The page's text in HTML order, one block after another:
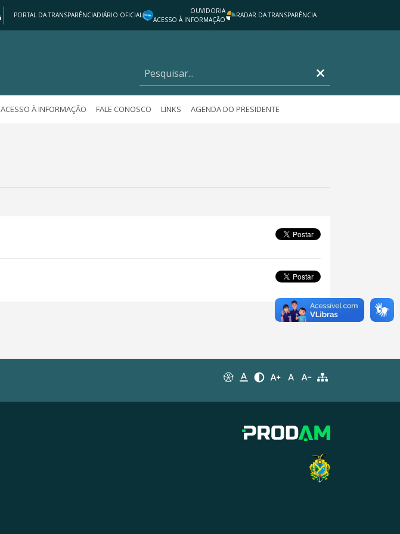
PORTAL DA TRANSPARÊNCIADIÁRIO OFICIAL
OUVIDORIA
ACESSO À INFORMAÇÃO
RADAR DA TRANSPARÊNCIA
ACESSO À INFORMAÇÃO FALE CONOSCO LINKS AGENDA DO PRESIDENTE